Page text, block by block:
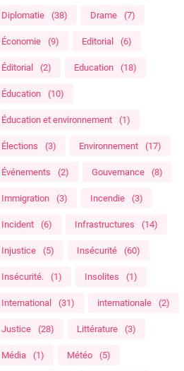
Diplomatie (38) Drame (7)
Économie (9) Editorial (6)
Éditorial (2) Education (18)
Éducation (10)
Éducation et environnement (1)
Élections (3) Environnement (17)
Événements (2) Gouvernance (8)
Immigration (3) Incendie (3)
Incident (6) Infrastructures (14)
Injustice (5) Insécurité (60)
Insécurité. (1) Insolites (1)
International (31) internationale (2)
Justice (28) Littérature (3)
Média (1) Météo (5)